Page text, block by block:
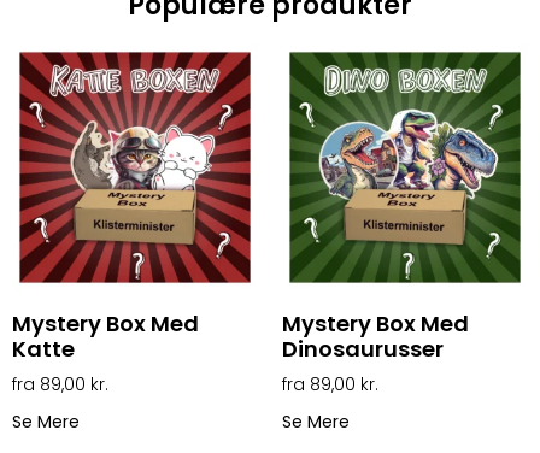
Mystery Box Med
Katte
89,00 kr.
Se Mere
Mystery Box Med
Dinosaurusser
89,00 kr.
Se Mere